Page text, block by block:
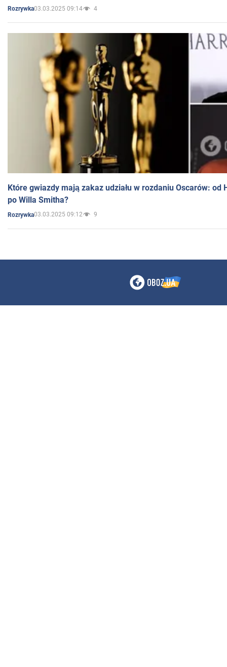
Rozrywka03.03.2025 09:14 4
Które gwiazdy mają zakaz udziału w rozdaniu Oscarów: od
po Willa Smitha?
Rozrywka03.03.2025 09:12 9